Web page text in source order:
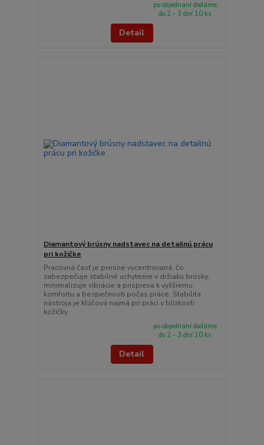
po objednaní dodáme
do 2 - 3 dní 10 ks
Detail
Diamantový brúsny nadstavec na detailnú prácu
pri kožičke
Pracovná časť je presne vycentrovaná, čo
zabezpečuje stabilné uchytenie v držiaku brúsky,
minimalizuje vibrácie a prispieva k vyššiemu
komfortu a bezpečnosti počas práce. Stabilita
nástroja je kľúčová najmä pri práci v blízkosti
kožičky.
po objednaní dodáme
do 2 - 3 dní 10 ks
Detail